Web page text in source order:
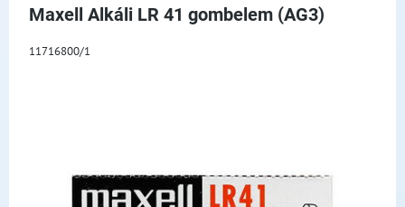
Maxell Alkáli LR 41 gombelem (AG3)
11716800/1